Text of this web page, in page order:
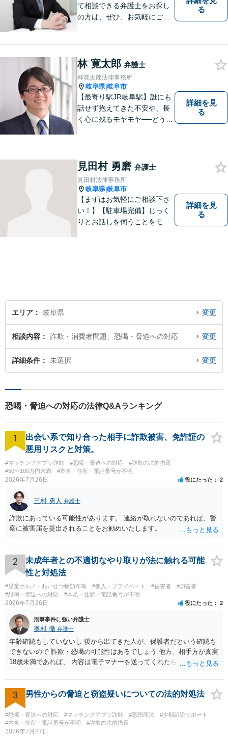
て相談できる弁護士をお探し
の方は、ぜひ、お気軽にご連
る
林 寛太郎 弁護士
林寛太郎法律事務所
岐阜県|岐阜市
【最寄り駅JR岐阜駅】誰にも
話せず抱えてきた不安や、長
く心に残るモヤモヤ──どうぞ
一緒に見つけていきます。
【丁寧なヒアリング】【地域
密着型の法律事務所】
詳細を見
る
見田村 勇磨 弁護士
見田村法律事務所
岐阜県|岐阜市
【まずはお気軽にご相談下さ
い！】【駐車場完備】じっく
りとお話しを伺うことをモッ
詳細を見
る
エリア 岐阜県 変更
相談内容 詐欺・消費者問題、恐喝・脅迫への対応 変更
詳細条件 未選択 変更
恐喝・脅迫への対応の法律Q&Aランキング
1
出会い系で知り合った相手に詐欺被害、免許証の
悪用リスクと対策。
#マッチングアプリ詐欺 #恐喝・脅迫への対応
#詐欺の法的措置
#50〜100万円未満
#本名・住所・電話番号が不明
2026年7月26日 役にたった 2
三村 勇人 弁護士
詐欺にあっている可能性があります。 連絡が取れないのであれば、警
察に被害届を提出されることをお勧めいたします。
2
未成年者との不適切なやり取りが法に触れる可能
性と対処法
#児童ポルノ・わいせつ物頒布等 #個人・プライベート #被害者
#加害者
#恐喝・脅迫への対応
#本名・住所・電話番号が不明
2026年7月26日 役にたった 2
刑事事件に強い弁護士
奥村 徹 弁護士
年齢確認もしていないし 後から出てきた人が、保護者だという確認も
できないので 詐欺・恐喝の可能性はあるでしょう 他方、相手方が真実
18歳未満であれば、 内容は電子マナーを送ってくれたら自慰行為など
画の尺は10分ほど、服を着たままで胸を触って欲しい、などの要望を
して、要求された金額(1000円程度)の電子マネーを送信してしまいま
した。 そこから、撮影するまで暇なので顔の雰囲気の写真を交換して
欲しい、住んでいる都道府県と区を教えてと言われたので教えたりと
言ったやり取りをしていました。 というやりとりは、青少年条例違反
（わいせつ行為）の疑いがあります。18歳未満と知らなくても処罰可
3 男性からの脅迫と窃盗疑いについての法的対処法
#恐喝・脅迫への対応 #マッチングアプリ詐欺 #悪徳商法
#少額訴訟サポート
#本名・住所・電話番号が不明
#詐欺の法的措置
2026年7月27日